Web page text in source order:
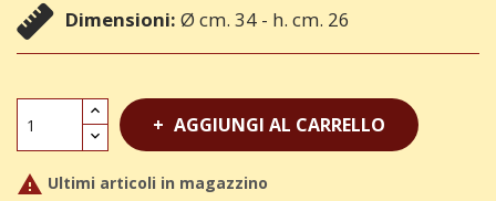
Dimensioni: Ø cm. 34 - h. cm. 26
AGGIUNGI AL CARRELLO
 Ultimi articoli in magazzino